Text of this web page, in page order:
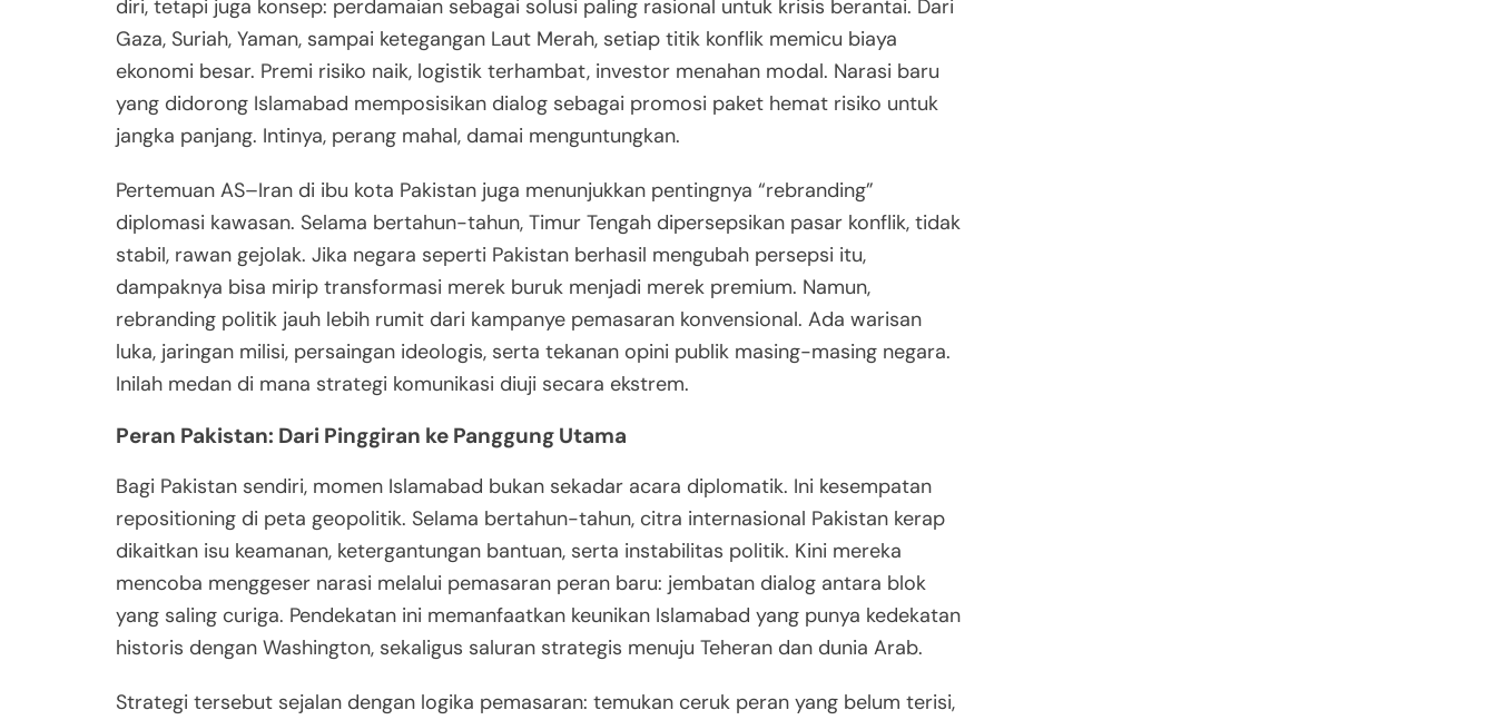
diri, tetapi juga konsep: perdamaian sebagai solusi paling rasional untuk krisis berantai. Dari
Gaza, Suriah, Yaman, sampai ketegangan Laut Merah, setiap titik konflik memicu biaya
ekonomi besar. Premi risiko naik, logistik terhambat, investor menahan modal. Narasi baru
yang didorong Islamabad memposisikan dialog sebagai promosi paket hemat risiko untuk
jangka panjang. Intinya, perang mahal, damai menguntungkan.
Pertemuan AS–Iran di ibu kota Pakistan juga menunjukkan pentingnya “rebranding”
diplomasi kawasan. Selama bertahun-tahun, Timur Tengah dipersepsikan pasar konflik, tidak
stabil, rawan gejolak. Jika negara seperti Pakistan berhasil mengubah persepsi itu,
dampaknya bisa mirip transformasi merek buruk menjadi merek premium. Namun,
rebranding politik jauh lebih rumit dari kampanye pemasaran konvensional. Ada warisan
luka, jaringan milisi, persaingan ideologis, serta tekanan opini publik masing-masing negara.
Inilah medan di mana strategi komunikasi diuji secara ekstrem.
Peran Pakistan: Dari Pinggiran ke Panggung Utama
Bagi Pakistan sendiri, momen Islamabad bukan sekadar acara diplomatik. Ini kesempatan
repositioning di peta geopolitik. Selama bertahun-tahun, citra internasional Pakistan kerap
dikaitkan isu keamanan, ketergantungan bantuan, serta instabilitas politik. Kini mereka
mencoba menggeser narasi melalui pemasaran peran baru: jembatan dialog antara blok
yang saling curiga. Pendekatan ini memanfaatkan keunikan Islamabad yang punya kedekatan
historis dengan Washington, sekaligus saluran strategis menuju Teheran dan dunia Arab.
Strategi tersebut sejalan dengan logika pemasaran: temukan ceruk peran yang belum terisi,